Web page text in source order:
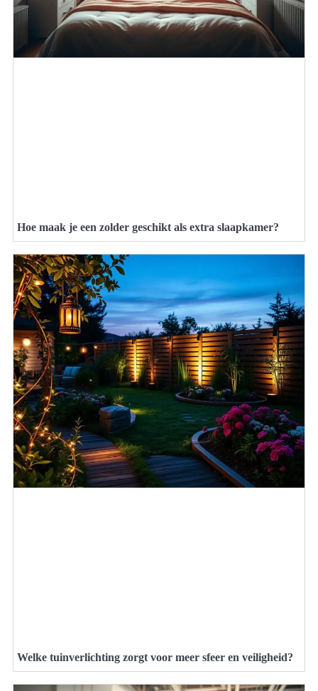
Hoe maak je een zolder geschikt als extra slaapkamer?
Welke tuinverlichting zorgt voor meer sfeer en veiligheid?